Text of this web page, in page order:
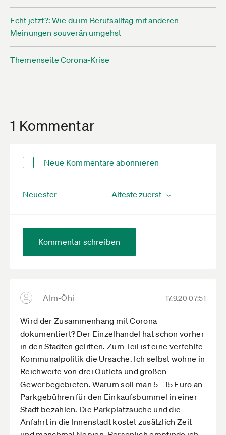
Echt jetzt?: Wie du im Berufsalltag mit anderen
Meinungen souverän umgehst
Themenseite Corona-Krise
1 Kommentar
Neue Kommentare abonnieren
Neuester
Kommentar schreiben
Alm-Öhi 17.9.20 07:51
Wird der Zusammenhang mit Corona
dokumentiert? Der Einzelhandel hat schon vorher
in den Städten gelitten. Zum Teil ist eine verfehlte
Kommunalpolitik die Ursache. Ich selbst wohne in
Reichweite von drei Outlets und großen
Gewerbegebieten. Warum soll man 5 - 15 Euro an
Parkgebühren für den Einkaufsbummel in einer
Stadt bezahlen. Die Parkplatzsuche und die
Anfahrt in die Innenstadt kostet zusätzlich Zeit